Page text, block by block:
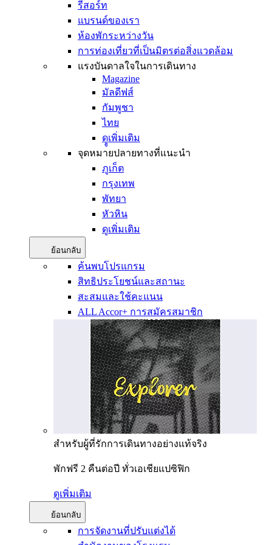
รีสอร์ท
แบรนด์ของเรา
ห้องพักระหว่างวัน
การท่องเที่ยวที่เป็นมิตรต่อสิ่งแวดล้อม
แรงบันดาลใจในการเดินทาง
Magazine
มัลดีฟส์
กัมพูชา
ไทย
ดููเพิ่มเติม
จุดหมายปลายทางที่แนะนำ
ภูเก็ต
กรุงเทพ
พัทยา
หัวหิน
ดูเพิ่มเติม
ย้อนกลับ
ค้นพบโปรแกรม
สิทธิประโยชน์และสถานะ
สะสมและใช้คะแนน
ALL Accor+ การสมัครสมาชิก
สำหรับผู้ที่รักการเดินทางอย่างแท้จริง
พักฟรี 2 คืนต่อปี ทั่วเอเชียแปซิฟิก
ดูเพิ่มเติม
ย้อนกลับ
การจัดงานที่ปรับแต่งได้